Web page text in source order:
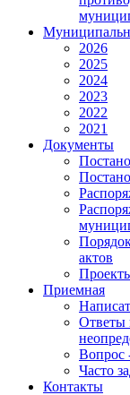
2026
2025
2024
2023
2022
2021
Документы
актов
Приемная
Ответы
Вопрос
Часто
Контакты